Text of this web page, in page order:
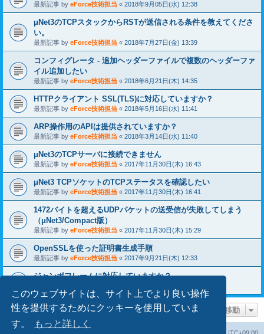
このウェブサイトは、サイト上でより良い操作
性を提供するためにクッキーを使用していま
す。
もっと詳しく
最新記事 by eForce技術担当 « 2018年9月05日(水) 12:38
μNet3のTCPスタックからRSTが送信される条件を教えてくださ
い。
最新記事 by eForce技術担当 « 2018年7月27日(金) 13:39
コンフィグレータ - 追加ヘッダーファイルで複数のヘッダーファ
イル追加したい
最新記事 by eForce技術担当 « 2018年6月21日(木) 14:35
HTTPクライアント SSL(TLS)に対応していますか？
最新記事 by eForce技術担当 « 2018年5月16日(水) 11:41
ARP操作用のAPIは提供されていますか？
最新記事 by eForce技術担当 « 2018年3月14日(水) 11:40
μNet3のTCPサーバに接続できません
最新記事 by eForce技術担当 « 2017年11月30日(木) 16:43
μNet3 TCPソケットのTCPステータスを確認したい
最新記事 by eForce技術担当 « 2017年11月30日(木) 16:41
1472バイトを超えるUDPパケットの送受信が失敗してしまう
（μNet3/Compact版）
最新記事 by eForce技術担当 « 2017年11月30日(木) 15:29
OpenSSLを使った証明書生成手順
最新記事 by eForce技術担当 « 2017年9月21日(木) 12:33
ジャンボフレームに対応していますか？
ページ移動